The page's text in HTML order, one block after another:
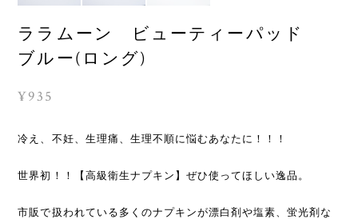
ララムーン ビューティーパッド
ブルー(ロング)
¥935
冷え、不妊、生理痛、生理不順に悩むあなたに！！！
世界初！！【高級衛生ナプキン】ぜひ使ってほしい逸品。
市販で扱われている多くのナプキンが漂白剤や塩素、蛍光剤な